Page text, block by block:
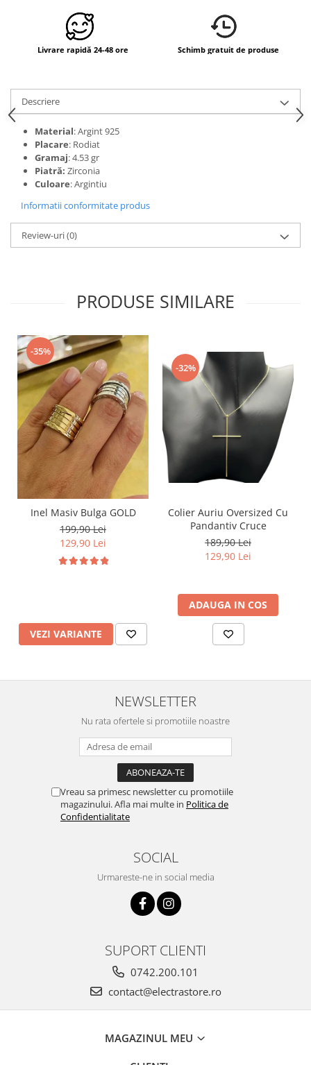
Livrare rapidă 24-48 ore Schimb gratuit de produse
Descriere
Material: Argint 925
Placare: Rodiat
Gramaj: 4.53 gr
Piatră: Zirconia
Culoare: Argintiu
Informatii conformitate produs
Review-uri(0)
PRODUSE SIMILARE
-35%
Inel Masiv Bulga GOLD
199,90 Lei
129,90 Lei
VEZI VARIANTE
-32%
Colier Auriu Oversized Cu
Pandantiv Cruce
189,90 Lei
129,90 Lei
ADAUGA IN COS
NEWSLETTER
Nu rata ofertele si promotiile noastre
Vreau sa primesc newsletter cu promotiile
magazinului. Afla mai multe in Politica de
Confidentialitate
SOCIAL
Urmareste-ne in social media
SUPORT CLIENTI
0742.200.101
contact@electrastore.ro
MAGAZINUL MEU